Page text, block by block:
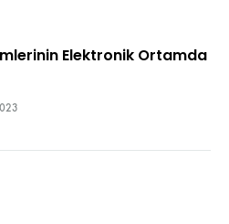
Elektronik Ortamda